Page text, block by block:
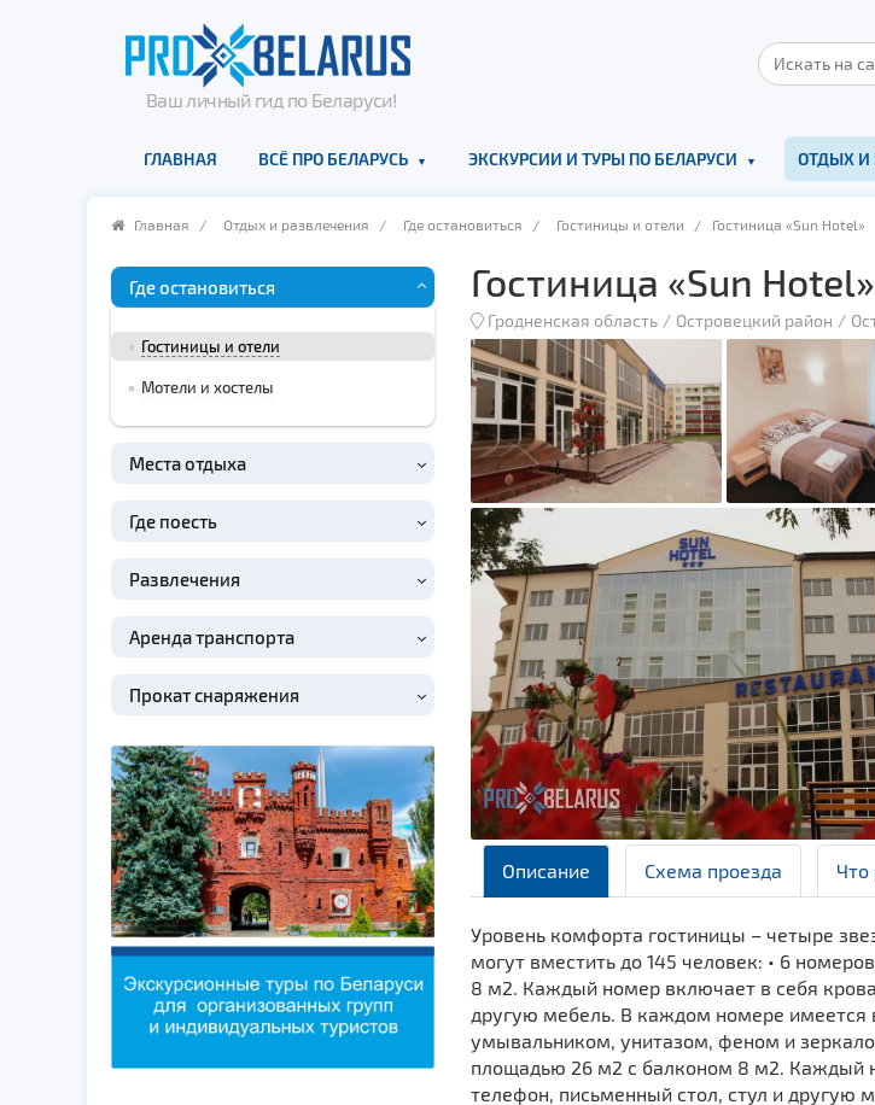
Ваш личный гид по Беларуси!
ГЛАВНАЯ ВСЁ ПРО БЕЛАРУСЬ ЭКСКУРСИИ И ТУРЫ ПО БЕЛАРУСИ ОТДЫХ И
Главная / Отдых и развлечения / Где остановиться / Гостиницы и отели / Гостиница «Sun Hotel»
Где остановиться
Гостиницы и отели
Мотели и хостелы
Места отдыха
Где поесть
Развлечения
Аренда транспорта
Прокат снаряжения
Гостиница «Sun Hotel»
Гродненская область Островецкий район
Описание Схема проезда Что
Уровень комфорта гостиницы – четыре
могут вместить до 145 человек: • 6
8 м2. Каждый номер включает в себя
другую мебель. В каждом номере имеется
умывальником, унитазом, феном и
площадью 26 м2 с балконом 8 м2. Каждый
телефон, письменный стол, стул и другую